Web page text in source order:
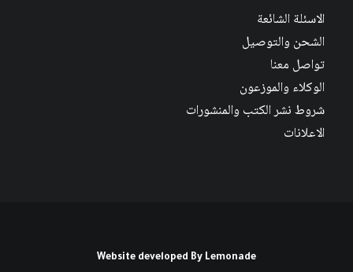
الاسئلة الشائعة
الشحن والتوصيل
تواصل معنا
الوكلاء والموزعون
شروط نشر الكتب والمنشورات
الاعلانات
Website developed By Lemonade